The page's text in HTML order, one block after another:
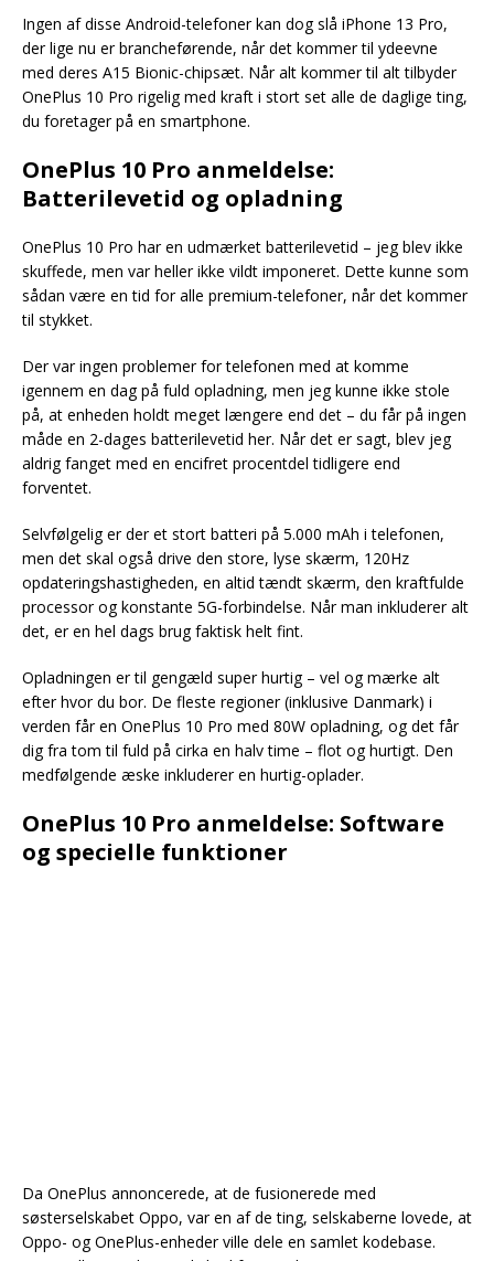
Ingen af disse Android-telefoner kan dog slå iPhone 13 Pro,
der lige nu er brancheførende, når det kommer til ydeevne
med deres A15 Bionic-chipsæt. Når alt kommer til alt tilbyder
OnePlus 10 Pro rigelig med kraft i stort set alle de daglige ting,
du foretager på en smartphone.
OnePlus 10 Pro anmeldelse:
Batterilevetid og opladning
OnePlus 10 Pro har en udmærket batterilevetid – jeg blev ikke
skuffede, men var heller ikke vildt imponeret. Dette kunne som
sådan være en tid for alle premium-telefoner, når det kommer
til stykket.
Der var ingen problemer for telefonen med at komme
igennem en dag på fuld opladning, men jeg kunne ikke stole
på, at enheden holdt meget længere end det – du får på ingen
måde en 2-dages batterilevetid her. Når det er sagt, blev jeg
aldrig fanget med en encifret procentdel tidligere end
forventet.
Selvfølgelig er der et stort batteri på 5.000 mAh i telefonen,
men det skal også drive den store, lyse skærm, 120Hz
opdateringshastigheden, en altid tændt skærm, den kraftfulde
processor og konstante 5G-forbindelse. Når man inkluderer alt
det, er en hel dags brug faktisk helt fint.
Opladningen er til gengæld super hurtig – vel og mærke alt
efter hvor du bor. De fleste regioner (inklusive Danmark) i
verden får en OnePlus 10 Pro med 80W opladning, og det får
dig fra tom til fuld på cirka en halv time – flot og hurtigt. Den
medfølgende æske inkluderer en hurtig-oplader.
OnePlus 10 Pro anmeldelse: Software
og specielle funktioner
Da OnePlus annoncerede, at de fusionerede med
søsterselskabet Oppo, var en af de ting, selskaberne lovede, at
Oppo- og OnePlus-enheder ville dele en samlet kodebase.